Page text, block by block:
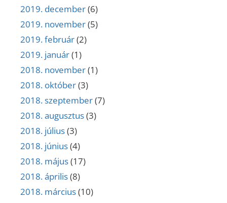
2019. december(6)
2019. november(5)
2019. február(2)
2019. január(1)
2018. november(1)
2018. október(3)
2018. szeptember(7)
2018. augusztus(3)
2018. július(3)
2018. június(4)
2018. május(17)
2018. április(8)
2018. március(10)